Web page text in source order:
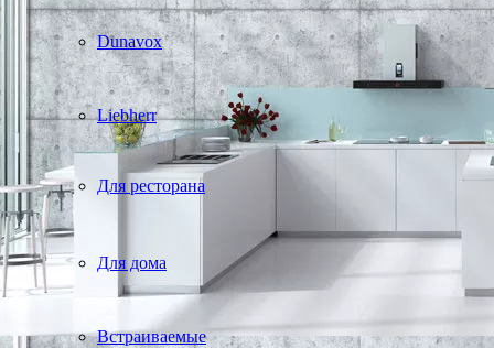
Dunavox
Liebherr
Для ресторана
Для дома
Встраиваемые